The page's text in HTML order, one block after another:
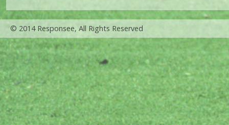
© 2014 Responsee, All Rights Reserved